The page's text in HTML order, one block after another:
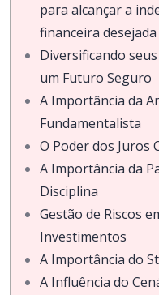
para alcançar a
financeira
Diversificando
um Futuro Seguro
A Importância da
Fundamentalista
O Poder dos Juros
A Importância da
Disciplina
Gestão de Riscos
Investimentos
A Importância do
A Influência do